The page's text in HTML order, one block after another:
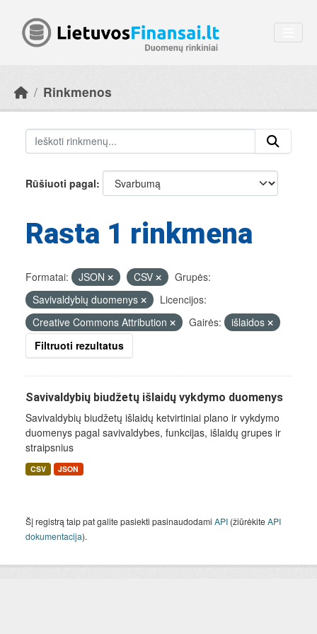
Rinkmenos
Rūšiuoti pagal
Rasta 1 rinkmena
Formatai: JSON CSV
Grupės:
Savivaldybių duomenys
Licencijos:
Creative Commons Attribution
Gairės:
išlaidos
Filtruoti rezultatus
Savivaldybių biudžetų išlaidų vykdymo duomenys
Savivaldybių biudžetų išlaidų ketvirtiniai plano ir vykdymo
duomenys pagal savivaldybes, funkcijas, išlaidų grupes ir
straipsnius
CSV JSON
Šį registrą taip pat galite pasiekti pasinaudodami API (žiūrėkiteAPI
dokumentacija).